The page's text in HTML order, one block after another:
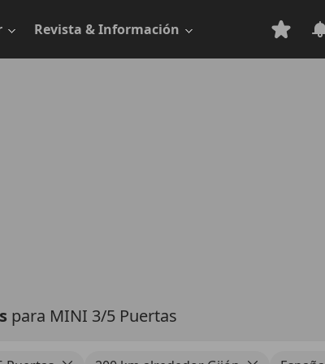
Revista & Información
para MINI 3/5 Puertas